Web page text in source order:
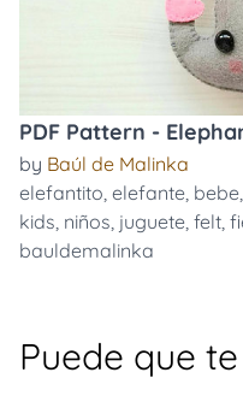
PDF Pattern -
by Baúl de Malinka
elefantito, elefante, bebe,
kids, niños, juguete, felt,
bauldemalinka
Puede que